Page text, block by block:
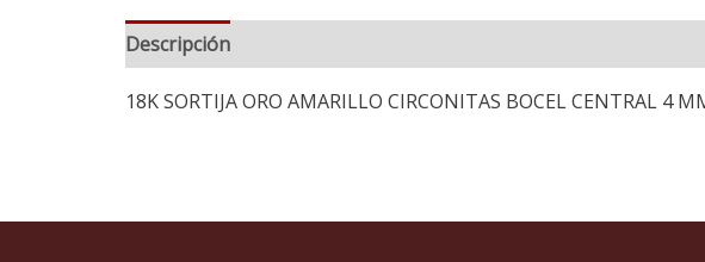
Descripción
18K SORTIJA ORO AMARILLO CIRCONITAS BOCEL CENTRAL 4